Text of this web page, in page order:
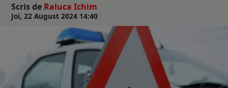
Scris de Raluca Ichim
Joi, 22 August 2024 14:40